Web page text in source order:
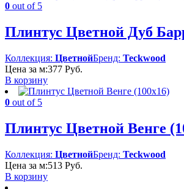
0 out of 5
Плинтус Цветной Дуб
Коллекция: ЦветнойБренд: Teckwood
Цена за м:377 Руб.
В корзину
0 out of 5
Плинтус Цветной Венге
Коллекция: ЦветнойБренд: Teckwood
Цена за м:513 Руб.
В корзину